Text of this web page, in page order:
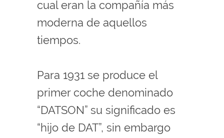
cual eran la compañía más
moderna de aquellos
tiempos.
Para 1931 se produce el
primer coche denominado
“DATSON” su significado es
“hijo de DAT”, sin embargo